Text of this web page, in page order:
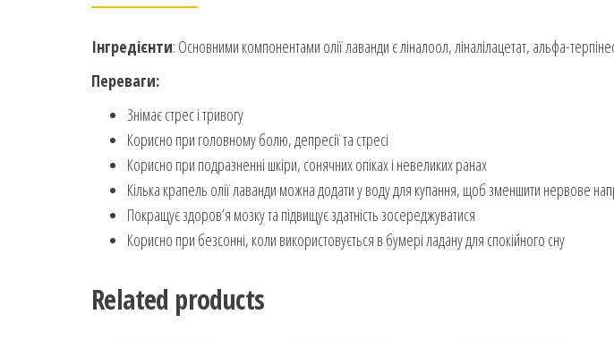
Інгредієнти: Основними компонентами олії лаванди є ліналоол, ліналілацетат, альфа-
Переваги:
Знімає стрес і тривогу
Корисно при головному болю, депресії та стресі
Корисно при подразненні шкіри, сонячних опіках і невеликих ранах
Кілька крапель олії лаванди можна додати у воду для купання, щоб зменшити нервове
Покращує здоров’я мозку та підвищує здатність зосереджуватися
Корисно при безсонні, коли використовується в бумері ладану для спокійного сну
Related products